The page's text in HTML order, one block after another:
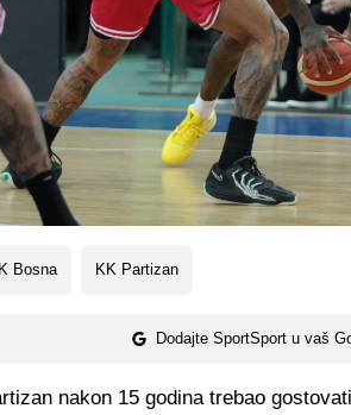
Bosna KK Partizan
Dodajte SportSport u vaš
nakon 15 godina trebao